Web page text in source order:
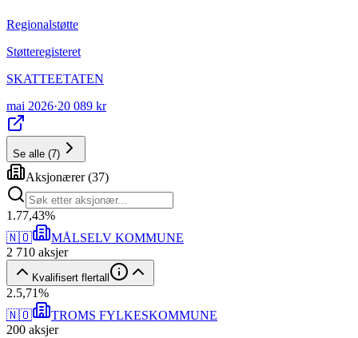
Regionalstøtte
Støtteregisteret
SKATTEETATEN
mai 2026·20 089 kr
Se alle (7)
Aksjonærer(37)
1 .77,43%
🇳🇴
MÅLSELV KOMMUNE
2 710 aksjer
Kvalifisert flertall
2.5,71%
🇳🇴
TROMS FYLKESKOMMUNE
200 aksjer